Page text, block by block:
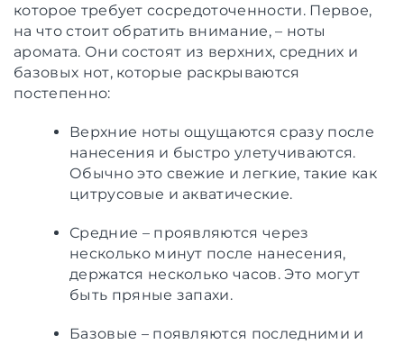
которое требует сосредоточенности. Первое,
на что стоит обратить внимание, – ноты
аромата. Они состоят из верхних, средних и
базовых нот, которые раскрываются
постепенно:
Верхние ноты ощущаются сразу после
нанесения и быстро улетучиваются.
Обычно это свежие и легкие, такие как
цитрусовые и акватические.
Средние – проявляются через
несколько минут после нанесения,
держатся несколько часов. Это могут
быть пряные запахи.
Базовые – появляются последними и